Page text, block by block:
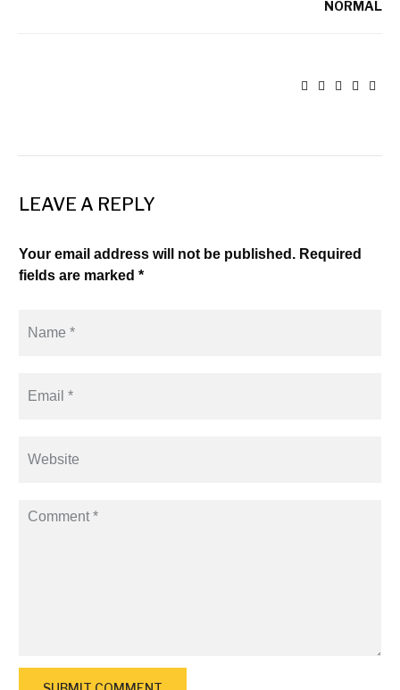
NORMAL
LEAVE A REPLY
Your email address will not be published. Required
fields are marked *